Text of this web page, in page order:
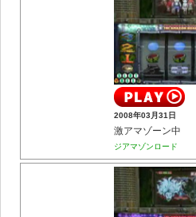
2008年03月31日
激アマゾーン中
ジアマゾンロード